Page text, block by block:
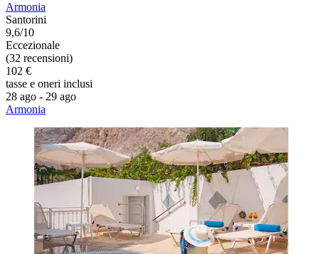
Armonia
Santorini
9,6/10
Eccezionale
(32 recensioni)
102 €
tasse e oneri inclusi
28 ago - 29 ago
Armonia